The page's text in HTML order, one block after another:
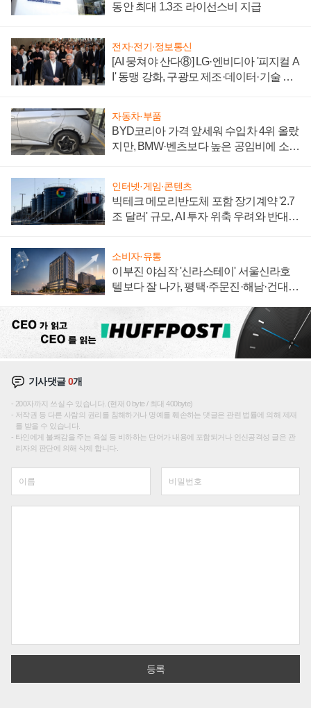
동안 최대 1.3조 라이선스비 지급
전자·전기·정보통신
[AI 뭉쳐야 산다⑧] LG·엔비디아 '피지컬 A
I' 동맹 강화, 구광모 제조·데이터·기술 결
자동차·부품
BYD코리아 가격 앞세워 수입차 4위 올랐
지만, BMW·벤츠보다 높은 공임비에 소비
인터넷·게임·콘텐츠
빅테크 메모리반도체 포함 장기계약 '2.7
조 달러' 규모, AI 투자 위축 우려와 반대
소비자·유통
이부진 야심작 '신라스테이' 서울신라호
텔보다 잘 나가, 평택·주문진·해남·건대로
기사댓글0개
200자까지 쓰실 수 있습니다. (현재 0 byte / 최대 400byte)
저작권 등 다른 사람의 권리를 침해하거나 명예를 훼손하는 댓글은 관련 법률에 의해 제재
를 받을 수 있습니다.
타인에게 불쾌감을 주는 욕설 등 비하하는 단어가 내용에 포함되거나 인신공격성 글은 관
리자의 판단에 의해 삭제 합니다.